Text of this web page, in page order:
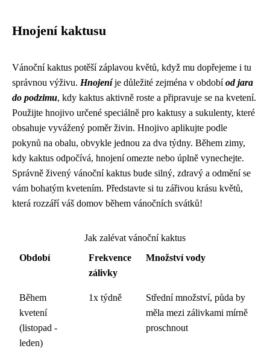
Hnojení kaktusu
Vánoční kaktus potěší záplavou květů, když mu dopřejeme i tu
správnou výživu. Hnojeníje důležité zejména v obdobíod jara
do podzimu, kdy kaktus aktivně roste a připravuje se na kvetení.
Použijte hnojivo určené speciálně pro kaktusy a sukulenty, které
obsahuje vyvážený poměr živin. Hnojivo aplikujte podle
pokynů na obalu, obvykle jednou za dva týdny. Během zimy,
kdy kaktus odpočívá, hnojení omezte nebo úplně vynechejte.
Správně živený vánoční kaktus bude silný, zdravý a odmění se
vám bohatým kvetením. Představte si tu zářivou krásu květů,
která rozzáří váš domov během vánočních svátků!
Jak zalévat vánoční kaktus
Období
Frekvence
zálivky
Množství vody
Během
kvetení
(listopad -
leden)
1x týdně
Střední množství, půda by
měla mezi zálivkami mírně
proschnout